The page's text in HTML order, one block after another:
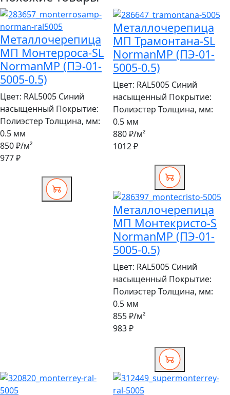
Металлочерепица
МП Монтерроса-SL
NormanMP (ПЭ-01-
5005-0.5)
Цвет: RAL5005 Синий
насыщенный Покрытие:
Полиэстер Толщина, мм:
0.5 мм
850 ₽/м²
977 ₽
Металлочерепица
МП Трамонтана-SL
NormanMP (ПЭ-01-
5005-0.5)
Цвет: RAL5005 Синий
насыщенный Покрытие:
Полиэстер Толщина, мм:
0.5 мм
880 ₽/м²
1012 ₽
Металлочерепица
МП Монтекристо-S
NormanMP (ПЭ-01-
5005-0.5)
Цвет: RAL5005 Синий
насыщенный Покрытие:
Полиэстер Толщина, мм:
0.5 мм
855 ₽/м²
983 ₽